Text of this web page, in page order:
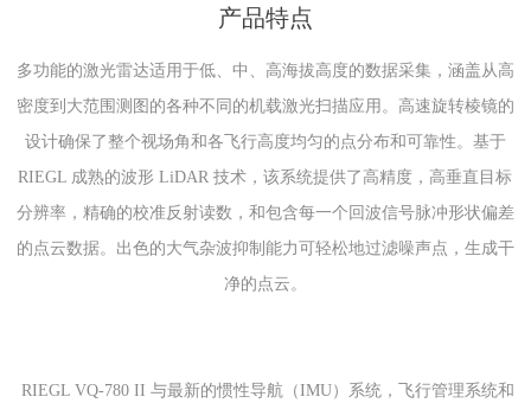
产品特点
多功能的激光雷达适用于低、中、高海拔高度的数据采集，涵盖从高
密度到大范围测图的各种不同的机载激光扫描应用。高速旋转棱镜的
设计确保了整个视场角和各飞行高度均匀的点分布和可靠性。基于
RIEGL 成熟的波形 LiDAR 技术，该系统提供了高精度，高垂直目标
分辨率，精确的校准反射读数，和包含每一个回波信号脉冲形状偏差
的点云数据。出色的大气杂波抑制能力可轻松地过滤噪声点，生成干
净的点云。
RIEGL VQ-780 II 与最新的惯性导航（IMU）系统，飞行管理系统和